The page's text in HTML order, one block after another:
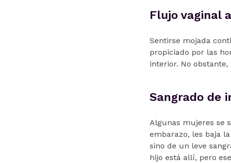
Flujo vaginal
Sentirse mojada
propiciado por las
interior. No
Sangrado de
Algunas mujeres se
embarazo, les baja
sino de un leve
hijo está allí, pero